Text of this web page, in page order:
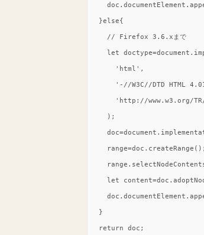
  }else{
    // Firefox 3.6.xまで
let
      'html',
'-//W3C//DTD HTML
'http://www.w3.org/
    );
    range=doc.createRange();
let
  }
  return doc;